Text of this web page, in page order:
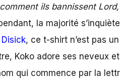
ils bannissent
la majorité
, ce t-shirt n’est pas
Koko adore ses neveux
qui commence par la